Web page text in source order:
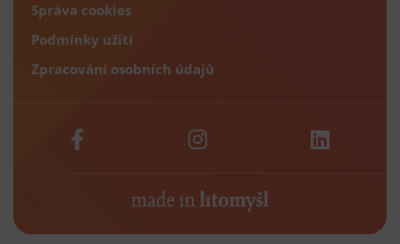
Správa cookies
Podmínky užití
Zpracování osobních údajů